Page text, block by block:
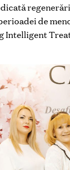
de
Intelligent